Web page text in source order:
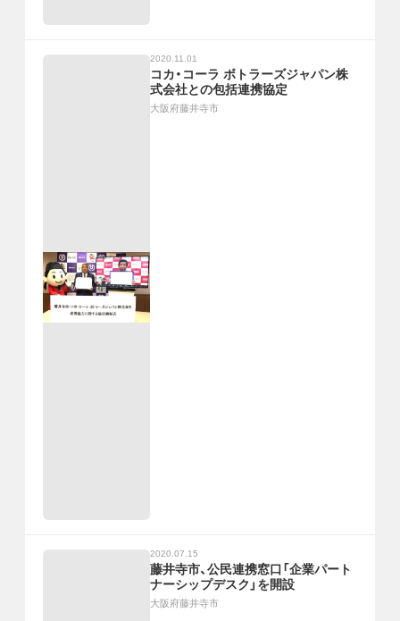
2020.11.01
コカ・コーラ ボトラーズジャパン株
式会社との包括連携協定
大阪府藤井寺市
2020.07.15
藤井寺市、公民連携窓口「企業パート
ナーシップデスク」を開設
大阪府藤井寺市